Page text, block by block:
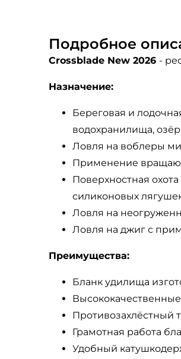
Подробное
Crossblade New 2026 -
Назначение:
Береговая и
водохранилища,
Ловля на воблеры
Применение
Поверхностная
силиконовых
Ловля на
Ловля на джиг с
Преимущества:
Бланк удилища
Высококачественные
Противозахлёстный
Грамотная работа
Удобный